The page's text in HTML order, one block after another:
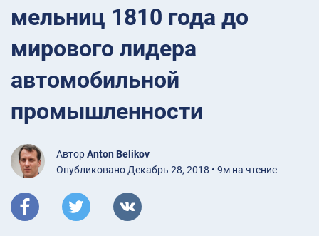
мельниц 1810 года до
мирового лидера
автомобильной
промышленности
АвторAnton Belikov
Опубликовано Декабрь 28, 2018 • 9м на чтение